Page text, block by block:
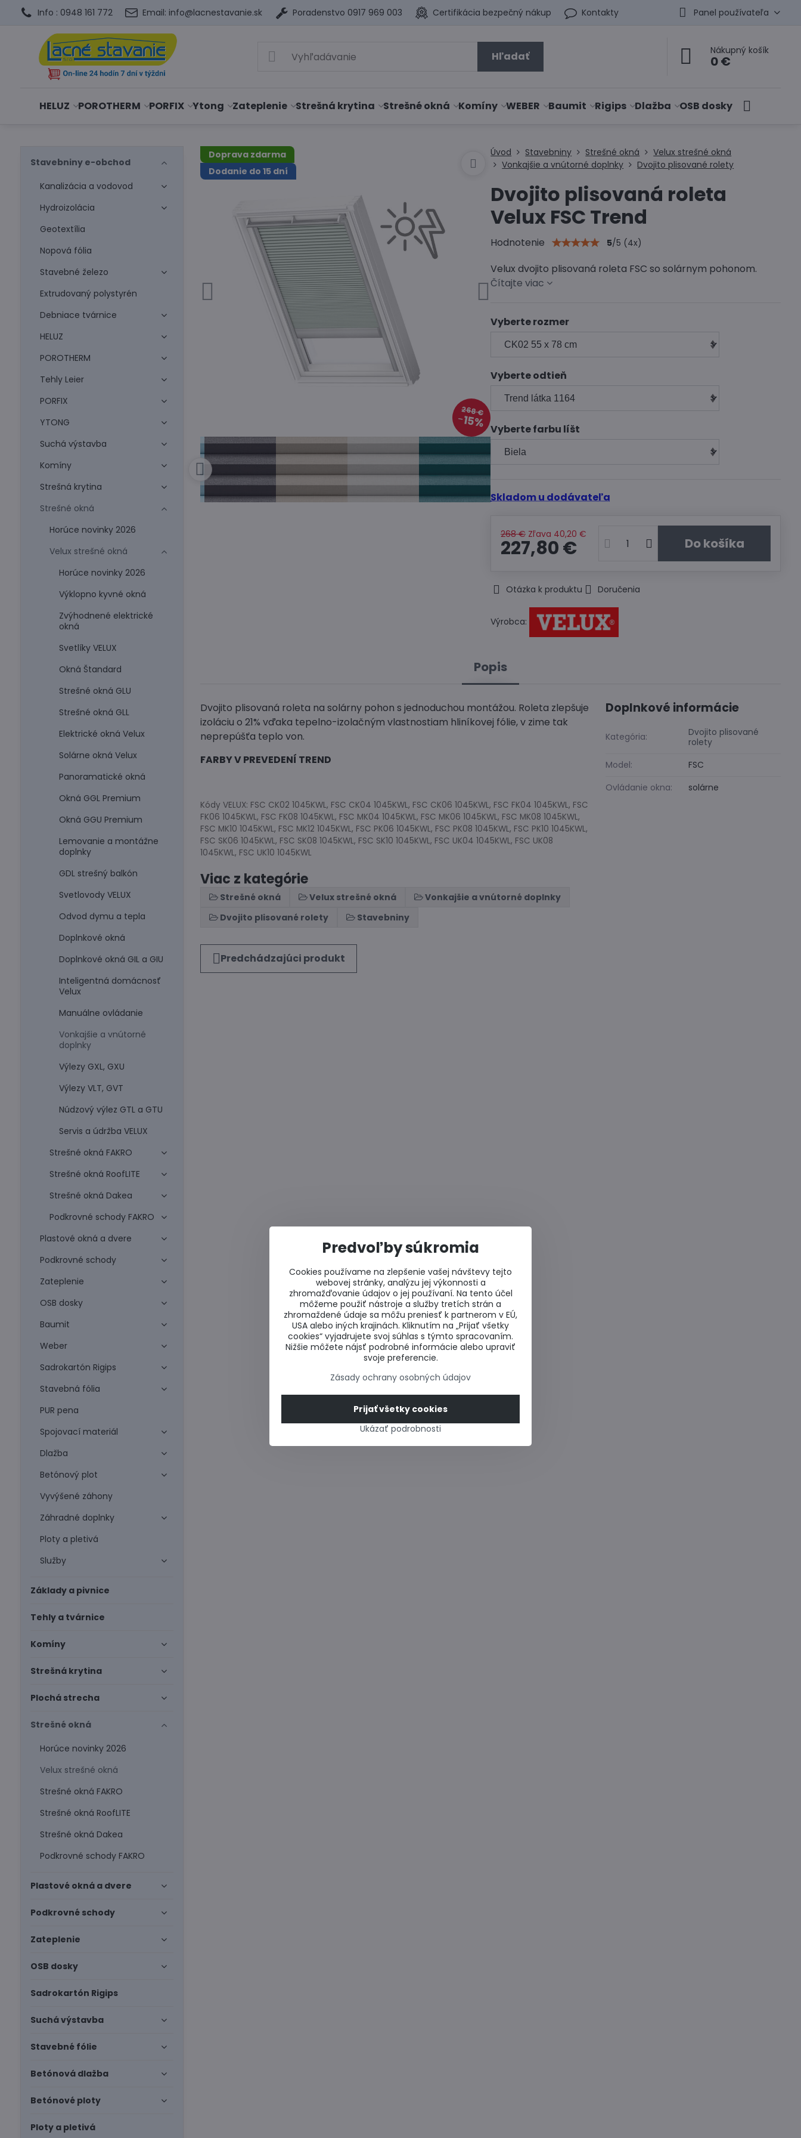
Info : 0948 161 772 Email: info@lacnestavanie.sk Poradenstvo 0917 969 003 Certifikácia bezpečný nákup Kontakty Panel používateľa
Hľadať Nákupný košík
0 €
HELUZ POROTHERM PORFIX Ytong Zateplenie Strešná krytina Strešné okná Komíny WEBER Baumit Rigips Dlažba OSB dosky
Doprava zdarma
Dodanie do 15 dní
268 €
15%
Úvod Stavebniny Strešné okná
Velux strešné okná
Vonkajšie a vnútorné doplnky
Dvojito plisované rolety
Dvojito plisovaná roleta
Velux FSC Trend
Hodnotenie 5/5 (4x)
Velux dvojito plisovaná roleta FSC so solárnym pohonom.
Čítajte viac
Vyberte rozmer
Vyberte odtieň
Vyberte farbu líšt
Skladom u dodávateľa
268 € Zľava 40,20 €
227,80 € Do košíka
Otázka k produktu Doručenia
Výrobca:
Popis
Dvojito plisovaná roleta na solárny pohon s jednoduchou montážou. Roleta zlepšuje
izoláciu o 21% vďaka tepelno-izolačným vlastnostiam hliníkovej fólie, v zime tak
neprepúšťa teplo von.
FARBY V PREVEDENÍ TREND
Kódy VELUX: FSC CK02 1045KWL, FSC CK04 1045KWL, FSC CK06 1045KWL, FSC FK04 1045KWL, FSC
FK06 1045KWL, FSC FK08 1045KWL, FSC MK04 1045KWL, FSC MK06 1045KWL, FSC MK08 1045KWL,
FSC MK10 1045KWL, FSC MK12 1045KWL, FSC PK06 1045KWL, FSC PK08 1045KWL, FSC PK10 1045KWL,
FSC SK06 1045KWL, FSC SK08 1045KWL, FSC SK10 1045KWL, FSC UK04 1045KWL, FSC UK08
1045KWL, FSC UK10 1045KWL
Viac z kategórie
Strešné okná Velux strešné okná
Vonkajšie a vnútorné doplnky
Dvojito plisované rolety
Stavebniny
Doplnkové informácie
Kategória:
Dvojito plisované
rolety
Model:
FSC
Ovládanie okna:
solárne
Predchádzajúci produkt
Stavebniny e-obchod
Kanalizácia a vodovod
Hydroizolácia
Geotextília
Nopová fólia
Stavebné železo
Extrudovaný polystyrén
Debniace tvárnice
HELUZ
POROTHERM
Tehly Leier
PORFIX
YTONG
Suchá výstavba
Komíny
Strešná krytina
Strešné okná
Horúce novinky 2026
Velux strešné okná
Horúce novinky 2026
Výklopno kyvné okná
Zvýhodnené elektrické
okná
Svetlíky VELUX
Okná Štandard
Strešné okná GLU
Strešné okná GLL
Elektrické okná Velux
Solárne okná Velux
Panoramatické okná
Okná GGL Premium
Okná GGU Premium
Lemovanie a montážne
doplnky
GDL strešný balkón
Svetlovody VELUX
Odvod dymu a tepla
Doplnkové okná
Doplnkové okná GIL a GIU
Inteligentná domácnosť
Velux
Manuálne ovládanie
Vonkajšie a vnútorné
doplnky
Výlezy GXL, GXU
Výlezy VLT, GVT
Núdzový výlez GTL a GTU
Servis a údržba VELUX
Strešné okná FAKRO
Strešné okná RoofLITE
Strešné okná Dakea
Podkrovné schody FAKRO
Plastové okná a dvere
Podkrovné schody
Zateplenie
OSB dosky
Baumit
Weber
Sadrokartón Rigips
Stavebná fólia
PUR pena
Spojovací materiál
Dlažba
Betónový plot
Vyvýšené záhony
Záhradné doplnky
Ploty a pletivá
Služby
Základy a pivnice
Tehly a tvárnice
Komíny
Strešná krytina
Plochá strecha
Strešné okná
Horúce novinky 2026
Velux strešné okná
Strešné okná FAKRO
Strešné okná RoofLITE
Strešné okná Dakea
Podkrovné schody FAKRO
Plastové okná a dvere
Podkrovné schody
Zateplenie
OSB dosky
Sadrokartón Rigips
Suchá výstavba
Stavebné fólie
Betónová dlažba
Betónové ploty
Ploty a pletivá
Predvoľby súkromia
Cookies používame na zlepšenie vašej návštevy tejto
webovej stránky, analýzu jej výkonnosti a
zhromažďovanie údajov o jej používaní. Na tento účel
môžeme použiť nástroje a služby tretích strán a
zhromaždené údaje sa môžu preniesť k partnerom v EÚ,
USA alebo iných krajinách. Kliknutím na „Prijať všetky
cookies“ vyjadrujete svoj súhlas s týmto spracovaním.
Nižšie môžete nájsť podrobné informácie alebo upraviť
svoje preferencie.
Zásady ochrany osobných údajov
Ukázať podrobnosti
Prijať všetky cookies